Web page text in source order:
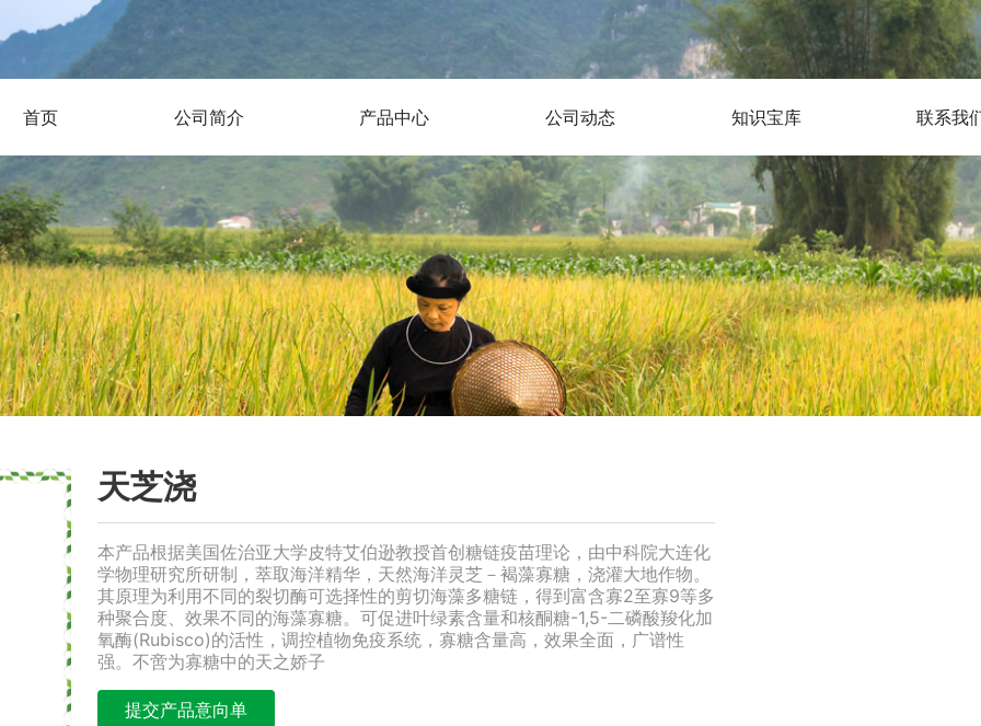
首页 公司简介 产品中心 公司动态 知识宝库 联系我
天芝浇
本产品根据美国佐治亚大学皮特艾伯逊教授首创糖链疫苗理论，由中科院大连化
学物理研究所研制，萃取海洋精华，天然海洋灵芝－褐藻寡糖，浇灌大地作物。
其原理为利用不同的裂切酶可选择性的剪切海藻多糖链，得到富含寡2至寡9等多
种聚合度、效果不同的海藻寡糖。可促进叶绿素含量和核酮糖-1,5-二磷酸羧化加
氧酶(Rubisco)的活性，调控植物免疫系统，寡糖含量高，效果全面，广谱性
强。不啻为寡糖中的天之娇子
提交产品意向单